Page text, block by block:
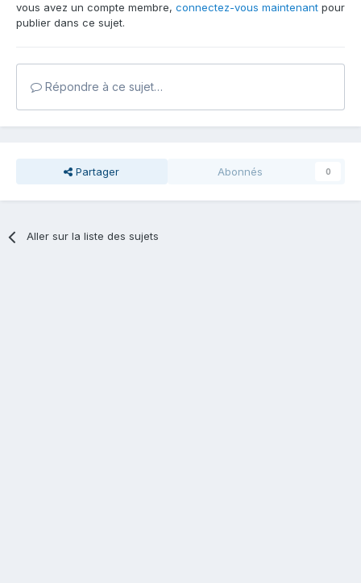
vous avez un compte membre, connectez-vous maintenant pour
publier dans ce sujet.
Répondre à ce sujet…
Partager Abonnés 0
Aller sur la liste des sujets